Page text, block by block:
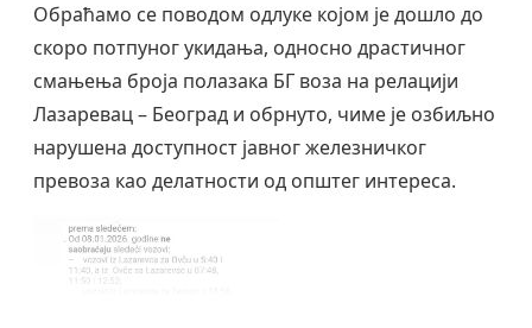
Обраћамо се поводом одлуке којом је дошло до
скоро потпуног укидања, односно драстичног
смањења броја полазака БГ воза на релацији
Лазаревац – Београд и обрнуто, чиме је озбиљно
нарушена доступност јавног железничког
превоза као делатности од општег интереса.